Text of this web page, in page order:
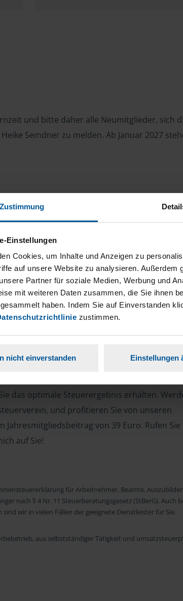
Zustimmung
Einstellungen
Cookies, um Inhalte und Anzeigen zu
auf unsere Website zu analysieren.
Partner für soziale Medien, Werbung und
mit weiteren Daten zusammen, die Sie ihnen
haben. Indem Sie auf Einverstanden
zustimmen.
nicht einverstanden Einstellungen
und bitte daher alle Neumitglieder, sich
Semdner zu melden. Ab Januar 2027
ich gerne Ihre Steuererklärung und berate
11 StBerG. Mit einer individuellen Beratung
das optimale Steuerergebnis erhalten.
und profitieren Sie von unseren
von 39 Euro. Rufen Sie
auf Sie!
für Arbeitnehmer, Beamte,
nach § 4 Nr. 11 Steuerberatungsgesetz (StBerG). Auch
wir in vielen Fällen der geeignete Dienstleister für Sie.
aus selbstständiger Tätigkeit und